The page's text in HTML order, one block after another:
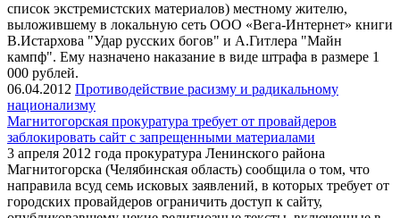
список экстремистских материалов) местному жителю,
выложившему в локальную сеть ООО «Вега-Интернет» книги
В.Истархова "Удар русских богов" и А.Гитлера "Майн
кампф". Ему назначено наказание в виде штрафа в размере 1
000 рублей.
06.04.2012 Противодействие расизму и радикальному
национализму
Магнитогорская прокуратура требует от провайдеров
заблокировать сайт с запрещенными материалами
3 апреля 2012 года прокуратура Ленинского района
Магнитогорска (Челябинская область) сообщила о том, что
направила всуд семь исковых заявлений, в которых требует от
городских провайдеров ограничить доступ к сайту,